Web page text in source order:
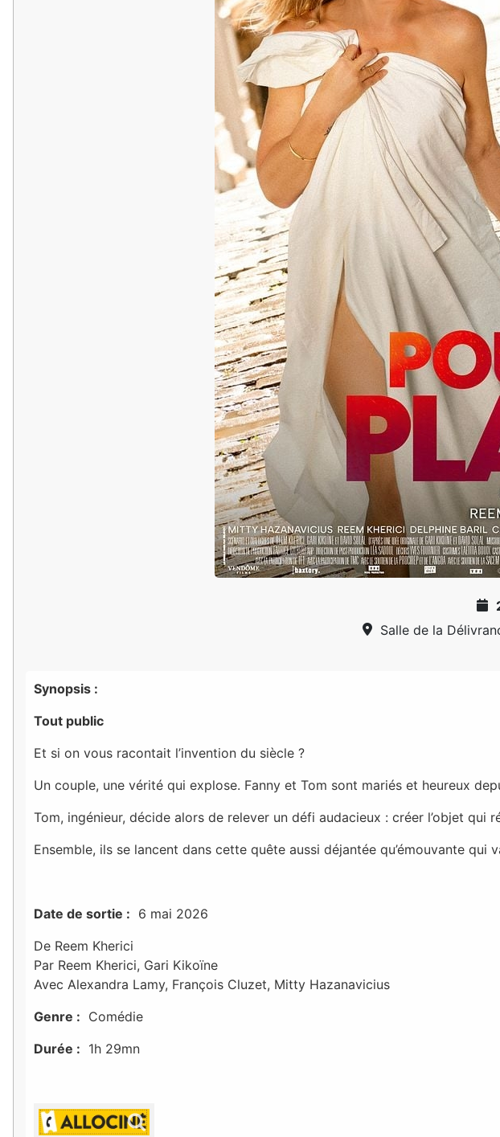
Salle de la
Synopsis :
Tout public
Et si on vous racontait l’invention du siècle ?
Un couple, une vérité qui explose. Fanny et Tom sont mariés et heureux
Tom, ingénieur, décide alors de relever un défi audacieux : créer l’objet qui
Ensemble, ils se lancent dans cette quête aussi déjantée qu’émouvante
Date de sortie : 6 mai 2026
De Reem Kherici
Par Reem Kherici, Gari Kikoïne
Avec Alexandra Lamy, François Cluzet, Mitty Hazanavicius
Genre : Comédie
Durée : 1h 29mn